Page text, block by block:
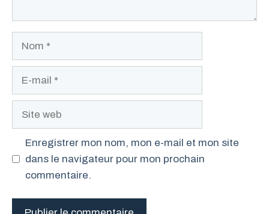
Enregistrer mon nom, mon e-mail et mon site
dans le navigateur pour mon prochain
commentaire.